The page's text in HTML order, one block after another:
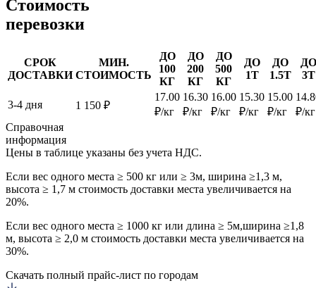
Стоимость
перевозки
СРОК
ДОСТАВКИ
МИН.
СТОИМОСТЬ
ДО
100
КГ
ДО
200
КГ
ДО
500
КГ
ДО
1Т
ДО
1.5Т
ДО
3Т
3-4 дня 1 150 ₽
17.00
₽/кг
16.30
₽/кг
16.00
₽/кг
15.30
₽/кг
15.00
₽/кг
₽/кг
Справочная
информация
Цены в таблице указаны без учета НДС.
Если вес одного места ≥ 500 кг или ≥ 3м, ширина ≥1,3 м,
высота ≥ 1,7 м стоимость доставки места увеличивается на
20%.
Если вес одного места ≥ 1000 кг или длина ≥ 5м,ширина ≥1,8
м, высота ≥ 2,0 м стоимость доставки места увеличивается на
30%.
Скачать полный прайс-лист по городам